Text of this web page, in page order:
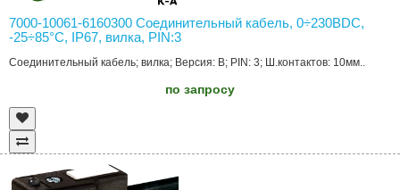
7000-10061-6160300 Соединительный кабель, 0÷230ВDC,
-25÷85°C, IP67, вилка, PIN:3
Соединительный кабель; вилка; Версия: B; PIN: 3; Ш.контактов: 10мм..
по запросу